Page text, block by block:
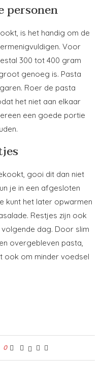
personen
is het handig om de
Voor
300 tot 400 gram
genoeg is. Pasta
Roer de pasta
het niet aan elkaar
een goede portie
gooi dit dan niet
je in een afgesloten
kunt het later opwarmen
Restjes zijn ook
dag. Door slim
overgebleven pasta,
ook om minder voedsel
0